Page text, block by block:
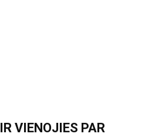
IR VIENOJIES PAR